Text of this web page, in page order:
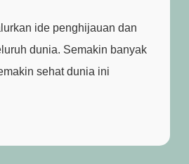
ide penghijauan dan
dunia. Semakin banyak
sehat dunia ini